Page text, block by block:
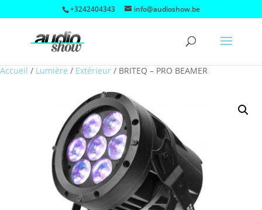
+3242404343 info@audioshow.be
Accueil / Lumière / Extérieur / BRITEQ – PRO BEAMER